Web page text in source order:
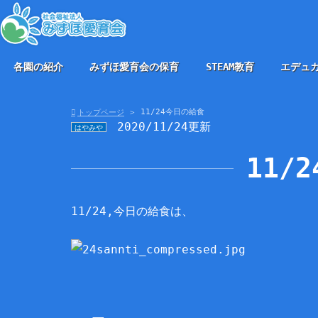
各園の紹介 みずほ愛育会の保育 STEAM教育 エデュ
トップページ 11/24今日の給食
はやみや 2020/11/24更新
11/
11/24,今日の給食は、